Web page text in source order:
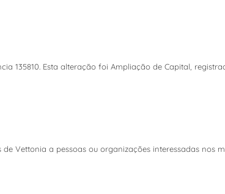
135810. Esta alteração foi Ampliação de Capital,
Vettonia a pessoas ou organizações interessadas nos